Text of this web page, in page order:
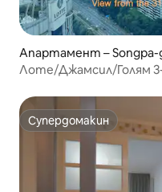
Апартамент – Songpa-
Лоте/Джамсил/Голям
Супердомакин
Супердомакин